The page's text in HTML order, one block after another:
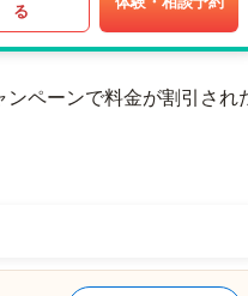
る
ペーンで料金が割引され